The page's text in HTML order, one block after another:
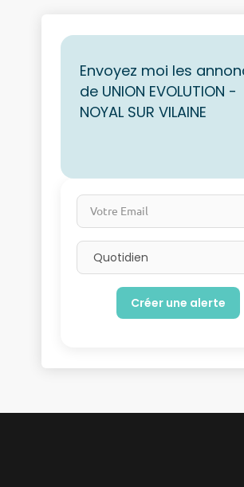
Envoyez moi les
de UNION EVOLUTION -
NOYAL SUR VILAINE
Votre Email
Email frequency